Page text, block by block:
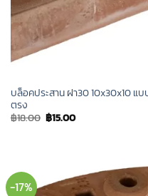
บล็อคประสาน ฝา30 10x30x10 แบ
ตรง
฿18.00 Original
price
฿15.00Current
-17%